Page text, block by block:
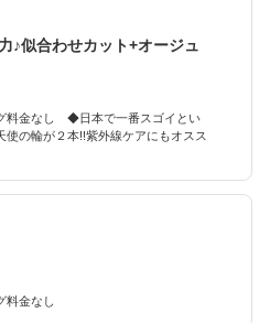
♪似合わせカット+オージュ
金なし ◆日本で一番スゴイとい
の輪が２本!!紫外線ケアにもオスス
金なし